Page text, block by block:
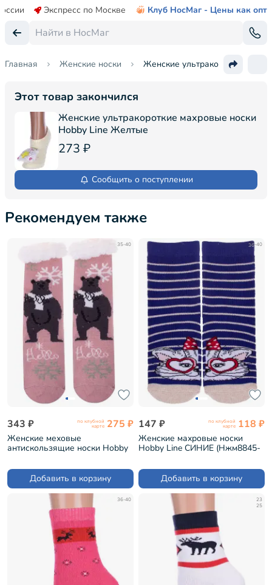
Экспресс по Москве Клуб НосМаг - Цены как опт
Главная Женские носки Женские ультракороткие
Этот товар закончился
Женские ультракороткие махровые носки
Hobby Line Желтые
273 ₽
Сообщить о поступлении
Рекомендуем также
35-40
343 ₽ по клубной
карте 275 ₽
Женские меховые
антискользящие носки Hobby
05-10)
Добавить в корзину
36-40
147 ₽ по клубной
карте 118 ₽
Женские махровые носки
Hobby Line СИНИЕ (Нжм8845-
Добавить в корзину
36-40
23
25